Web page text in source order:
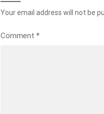
Your email address will not be
Comment *